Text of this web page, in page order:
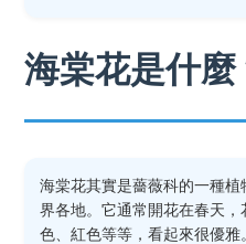
海棠花是什麼
海棠花其實是薔薇科的一種
界各地。它通常開花在春天
色、紅色等等，看起來很優